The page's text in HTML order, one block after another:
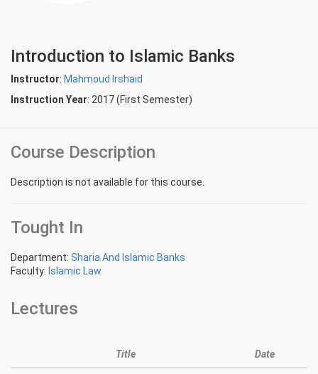
Introduction to Islamic Banks
Instructor: Mahmoud Irshaid
Instruction Year: 2017 (First Semester)
Course Description
Description is not available for this course.
Tought In
Department: Sharia And Islamic Banks
Faculty: Islamic Law
Lectures
Title Date